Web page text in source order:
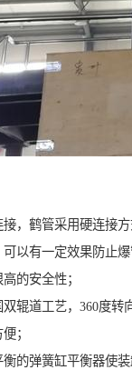
，鹤管采用硬连接
以有一定效果防止
的安全性；
辊道工艺，360度转
；
的弹簧缸平衡器使